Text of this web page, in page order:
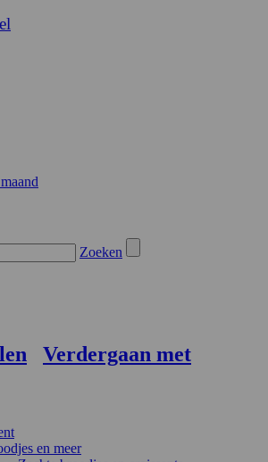
Zoeken
Verdergaan met
en meer